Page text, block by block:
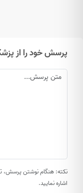
پرسش خود را از
نکته: هنگام نوشتن
اشاره نمایید.